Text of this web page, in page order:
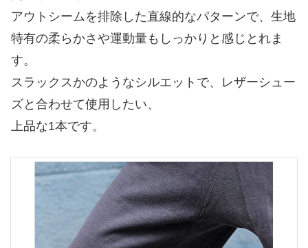
アウトシームを排除した直線的なパターンで、生地
特有の柔らかさや運動量もしっかりと感じとれま
す。
スラックスかのようなシルエットで、レザーシュー
ズと合わせて使用したい、
上品な1本です。